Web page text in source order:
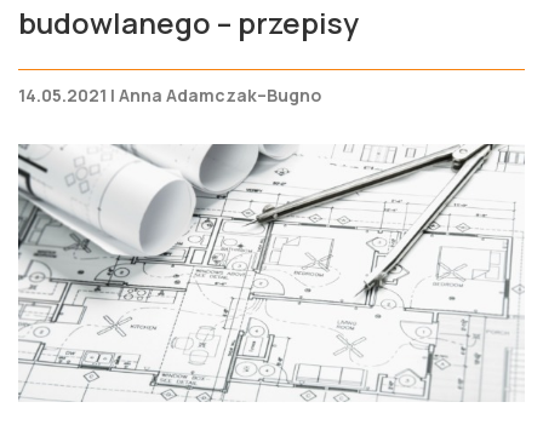
budowlanego – przepisy
14.05.2021 | Anna Adamczak–Bugno